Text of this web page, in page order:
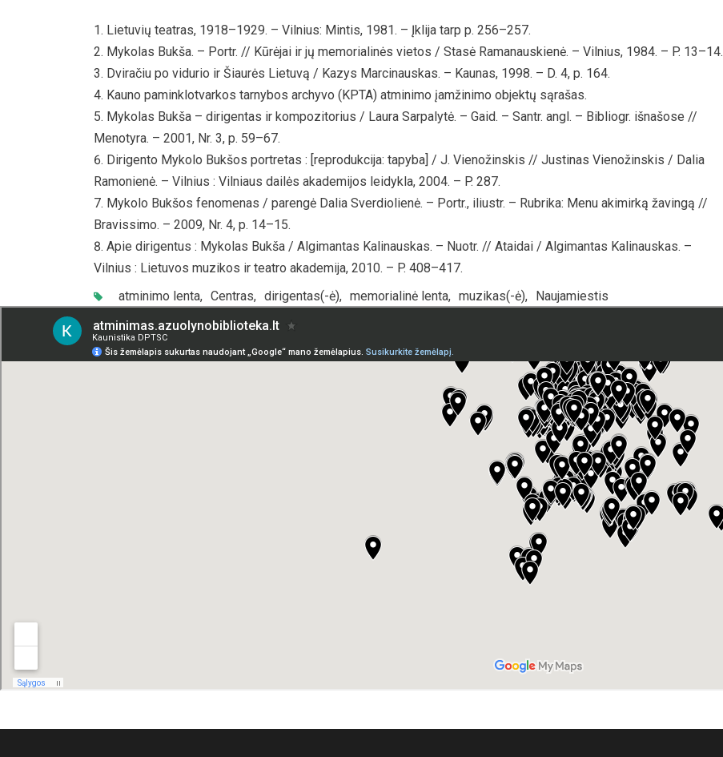
Lietuvių teatras, 1918–1929. – Vilnius: Mintis, 1981. – Įklija tarp p. 256–257.
Mykolas Bukša. – Portr. // Kūrėjai ir jų memorialinės vietos / Stasė Ramanauskienė. – Vilnius, 1984. – P. 13–14.
Dviračiu po vidurio ir Šiaurės Lietuvą / Kazys Marcinauskas. – Kaunas, 1998. – D. 4, p. 164.
Kauno paminklotvarkos tarnybos archyvo (KPTA) atminimo įamžinimo objektų sąrašas.
Mykolas Bukša – dirigentas ir kompozitorius / Laura Sarpalytė. – Gaid. – Santr. angl. – Bibliogr. išnašose //
Menotyra. – 2001, Nr. 3, p. 59–67.
Dirigento Mykolo Bukšos portretas : [reprodukcija: tapyba] / J. Vienožinskis // Justinas Vienožinskis / Dalia
Ramonienė. – Vilnius : Vilniaus dailės akademijos leidykla, 2004. – P. 287.
Mykolo Bukšos fenomenas / parengė Dalia Sverdiolienė. – Portr., iliustr. – Rubrika: Menu akimirką žavingą //
Bravissimo. – 2009, Nr. 4, p. 14–15.
Apie dirigentus : Mykolas Bukša / Algimantas Kalinauskas. – Nuotr. // Ataidai / Algimantas Kalinauskas. –
Vilnius : Lietuvos muzikos ir teatro akademija, 2010. – P. 408–417.
atminimo lenta, Centras, dirigentas(-ė), memorialinė lenta, muzikas(-ė), Naujamiestis